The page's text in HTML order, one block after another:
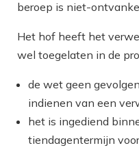
beroep is niet-
Het hof heeft het
wel toegelaten in de
de wet geen
indienen van een
het is ingediend
tiendagentermijn